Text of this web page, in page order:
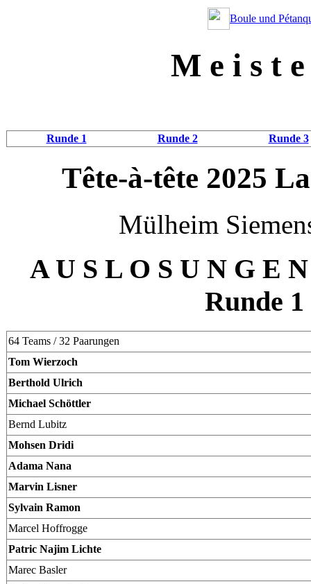
Boule und
M e i s t
Runde 1 Runde 2 Runde 3
Tête-à-tête 2025
Mülheim
A U S L O S U N G
Runde 1
64 Teams / 32 Paarungen
Tom Wierzoch
Berthold Ulrich
Michael Schöttler
Bernd Lubitz
Mohsen Dridi
Adama Nana
Marvin Lisner
Sylvain Ramon
Marcel Hoffrogge
Patric Najim Lichte
Marec Basler